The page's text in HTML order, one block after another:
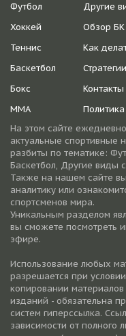
Футбол
Хоккей
Теннис
Баскетбол
Бокс
ММА
Другие
Обзор БК
Как
Контакты
На этом сайте
актуальные спортивные
разбиты по тематике:
Баскетбол, Другие виды
Также на нашем сайте
аналитику или
спортсменов мира.
Уникальным разделом
вы сможете посмотреть
эфире.
Использование любых
разрешается при
копировании
изданий - обязательна
систем гиперссылка.
зависимости от полного